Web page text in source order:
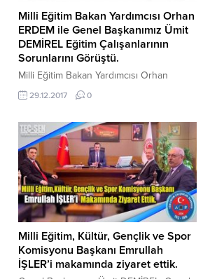
Milli Eğitim Bakan Yardımcısı Orhan
ERDEM ile Genel Başkanımız Ümit
DEMİREL Eğitim Çalışanlarının
Sorunlarını Görüştü.
Milli Eğitim Bakan Yardımcısı Orhan
ERDEM ile Genel Başkanımız Ümit
DEMİREL Eğitim Çalışanlarının Sorunlarını
İstişarelerde Bulundu. Sendikamız
Genel Başkanı Ümit DEMİREL, Genel
Sekreteri S. Burçin POYRAZ, Genel
Başkan Baş Danışmanı Niyazi DAĞCI’dan
oluşan heyetle, Milli Eğitim Bakan
Yardımcısı Sayın Orhan ERDEM’i
makamında ziyaret ettik. Ziyarette...
29.12.2017 0
Milli Eğitim, Kültür, Gençlik ve Spor
Komisyonu Başkanı Emrullah
İŞLER’i makamında ziyaret ettik.